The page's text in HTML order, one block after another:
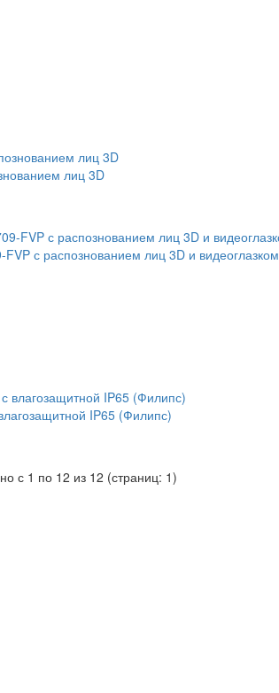
лиц 3D
с распознованием лиц 3D и видеоглазком
IP65 (Филипс)
с 1 по 12 из 12 (страниц: 1)